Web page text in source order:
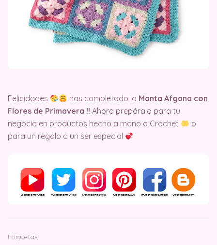
Felicidades has completado la Manta Afgana con
Flores de Primavera !! Ahora prepárala para tu
negocio en productos hecho a mano a Crochet
o
para un regalo a un ser especial
Etiquetas